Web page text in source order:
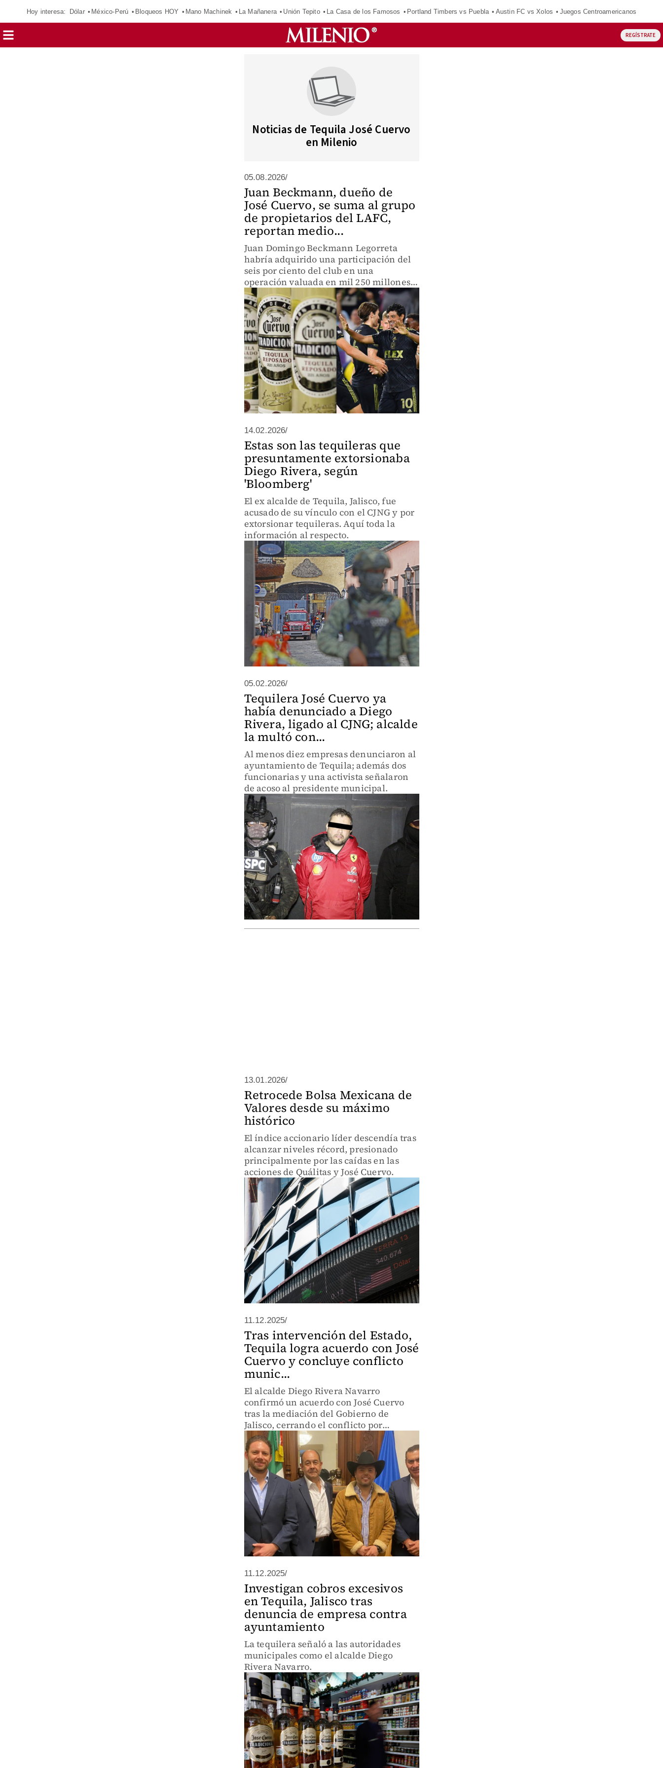
Hoy interesa: Dólar México-Perú Bloqueos HOY Mano Machinek La Mañanera Unión Tepito La Casa de los Famosos Portland Timbers vs Puebla Austin FC vs Xolos Juegos Centroamericanos
REGÍSTRATE
Noticias de Tequila José Cuervo
en Milenio
05.08.2026/
Juan Beckmann, dueño de
José Cuervo, se suma al grupo
de propietarios del LAFC,
reportan medio...
Juan Domingo Beckmann Legorreta
habría adquirido una participación del
seis por ciento del club en una
operación valuada en mil 250 millones
de dólares.
14.02.2026/
Estas son las tequileras que
presuntamente extorsionaba
Diego Rivera, según
'Bloomberg'
El ex alcalde de Tequila, Jalisco, fue
acusado de su vínculo con el CJNG y por
extorsionar tequileras. Aquí toda la
información al respecto.
05.02.2026/
Tequilera José Cuervo ya
había denunciado a Diego
Rivera, ligado al CJNG; alcalde
la multó con...
Al menos diez empresas denunciaron al
ayuntamiento de Tequila; además dos
funcionarias y una activista señalaron
de acoso al presidente municipal.
13.01.2026/
Retrocede Bolsa Mexicana de
Valores desde su máximo
histórico
El índice accionario líder descendía tras
alcanzar niveles récord, presionado
principalmente por las caídas en las
acciones de Quálitas y José Cuervo.
11.12.2025/
Tras intervención del Estado,
Tequila logra acuerdo con José
Cuervo y concluye conflicto
munic...
El alcalde Diego Rivera Navarro
confirmó un acuerdo con José Cuervo
tras la mediación del Gobierno de
Jalisco, cerrando el conflicto por
clausuras y cobros millonarios.
11.12.2025/
Investigan cobros excesivos
en Tequila, Jalisco tras
denuncia de empresa contra
ayuntamiento
La tequilera señaló a las autoridades
municipales como el alcalde Diego
Rivera Navarro.